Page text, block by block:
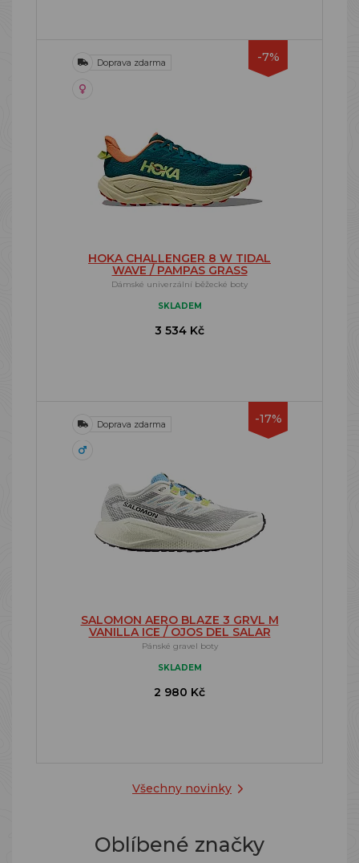
Všechny novinky
-7%
Doprava zdarma
HOKA CHALLENGER 8 W TIDAL
WAVE / PAMPAS GRASS
Dámské univerzální běžecké boty
SKLADEM
3 534 Kč
-17%
Doprava zdarma
SALOMON AERO BLAZE 3 GRVL M
VANILLA ICE / OJOS DEL SALAR
Pánské gravel boty
SKLADEM
2 980 Kč
Oblíbené značky